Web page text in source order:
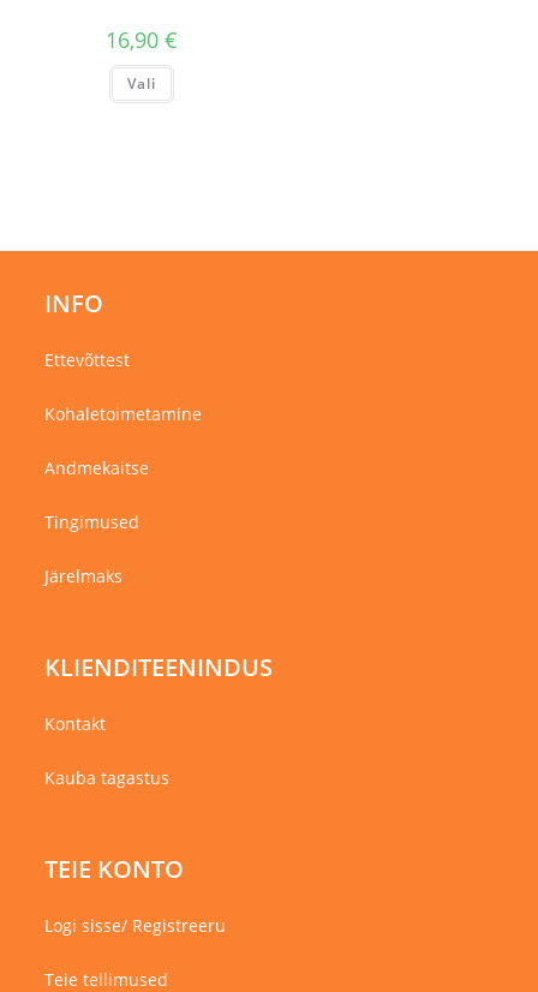
16,90€
Vali
Sellel
on
INFO
Ettevõttest
Kohaletoimetamine
Andmekaitse
Tingimused
Järelmaks
KLIENDITEENINDUS
Kontakt
Kauba tagastus
TEIE KONTO
Logi sisse/ Registreeru
Teie tellimused